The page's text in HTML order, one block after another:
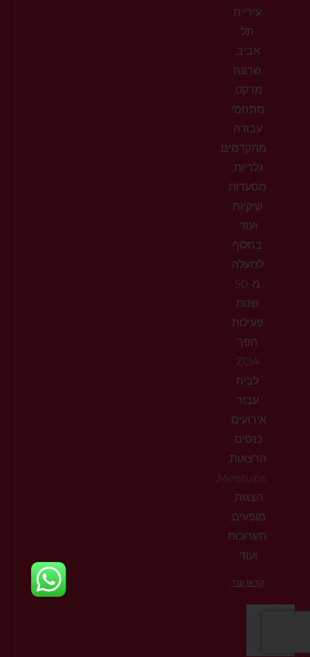
עיריית
תל
אביב,
שרונה
מרקט,
מתחמי
עבודה
מתקדמים,
גלריות,
מסעדות
שיקיות
ועוד.
בחלוף
למעלה
מ-50
שנות
פעילות
הפך
ZOA
לבית
עבור
אירועים,
כנסים,
הרצאות,
Meetups,
הצגות,
מופעים,
תערוכות
ועוד.
קראו עוד